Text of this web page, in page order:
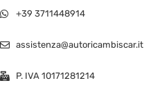
+39 3711448914
assistenza@autoricambiscar.it
P. IVA 10171281214